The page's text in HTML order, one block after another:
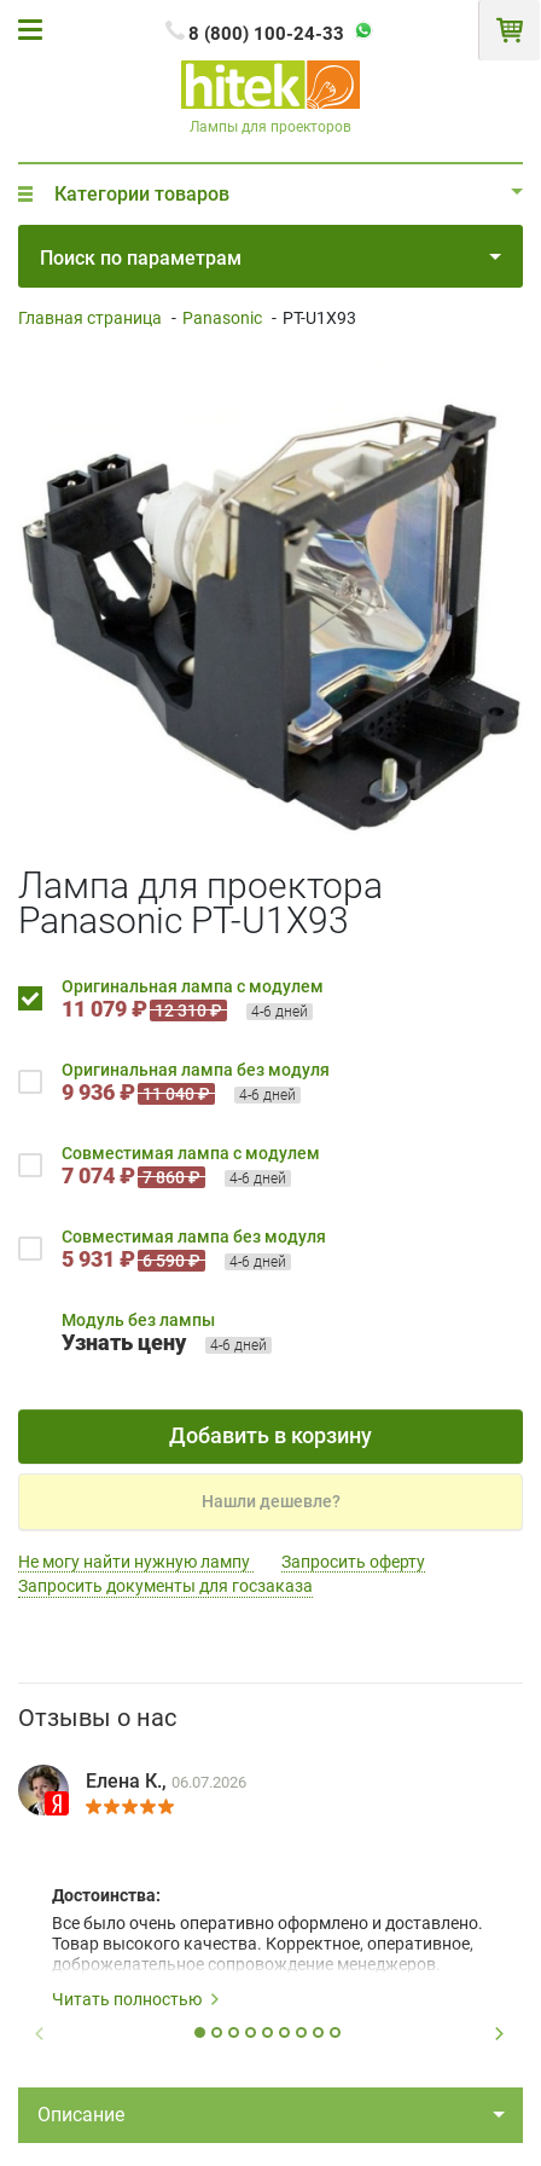
8 (800) 100-24-33
Лампы для проекторов
Категории товаров
Поиск по параметрам
Главная страница - Panasonic - PT-U1X93
Лампа для проектора
Panasonic PT-U1X93
Оригинальная лампа с модулем
11 079 ₽ 12 310 ₽ 4-6 дней
Оригинальная лампа без модуля
9 936 ₽ 11 040 ₽ 4-6 дней
Совместимая лампа с модулем
7 074 ₽ 7 860 ₽ 4-6 дней
Совместимая лампа без модуля
5 931 ₽ 6 590 ₽ 4-6 дней
Модуль без лампы
Узнать цену 4-6 дней
Добавить в корзину
Нашли дешевле?
Не могу найти нужную лампу
Запросить оферту
Запросить документы для госзаказа
Отзывы о нас
Елена К., 06.07.2026
Достоинства:
Все было очень оперативно оформлено и доставлено.
Товар высокого качества. Корректное, оперативное,
доброжелательное сопровождение менеджеров.
Читать полностью
Описание